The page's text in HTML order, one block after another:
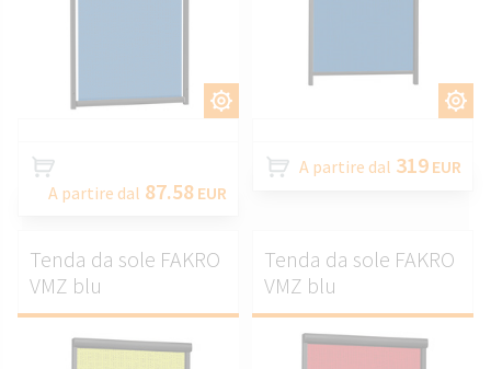
PERSONALIZZARE.
A partire dal 87.58 EUR
A partire dal 319 EUR
Tenda da sole FAKRO
VMZ blu
Tenda da sole FAKRO
VMZ blu